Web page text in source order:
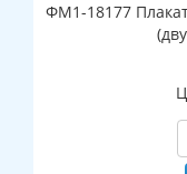
ФМ1-18177